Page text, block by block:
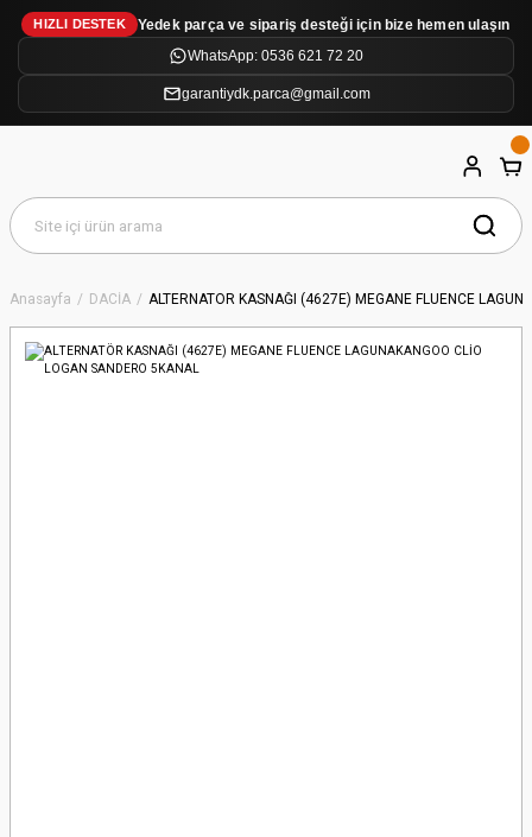
HIZLI DESTEK
Yedek parça ve sipariş desteği için bize hemen ulaşın
WhatsApp: 0536 621 72 20
garantiydk.parca@gmail.com
Anasayfa DACİA ALTERNATÖR KASNAĞI (4627E) MEGANE FLUENCE